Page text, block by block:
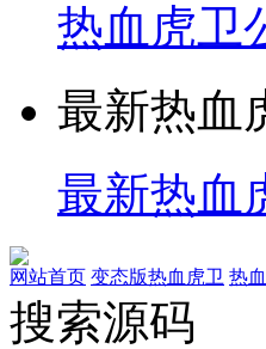
热血虎卫
最新热血
最新热血
网站首页 变态版热血虎卫 热
搜索源码